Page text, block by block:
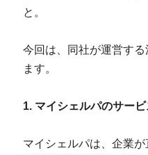
と。
今回は、同社が運営す
ます。
1. マイシェルパのサー
マイシェルパは、企業